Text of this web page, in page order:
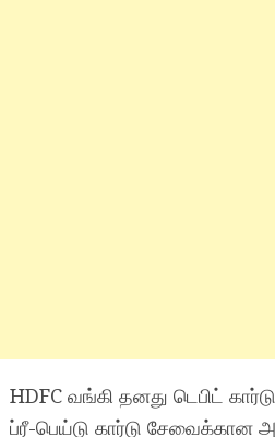
HDFC வங்கி தனது டெபிட்
ப்ரீ-பெய்டு கார்டு சேவைக்கான